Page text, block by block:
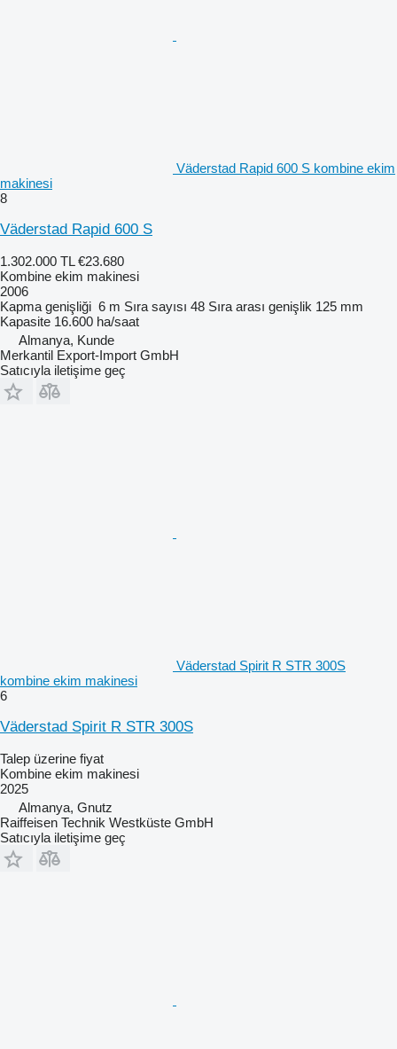
Väderstad Rapid 600 S kombine ekim
makinesi
8
Väderstad Rapid 600 S
1.302.000 TL €23.680
Kombine ekim makinesi
2006
Kapma genişliği 6 m Sıra sayısı 48 Sıra arası genişlik 125 mm
Kapasite 16.600 ha/saat
Almanya, Kunde
Merkantil Export-Import GmbH
Satıcıyla iletişime geç
Väderstad Spirit R STR 300S
kombine ekim makinesi
6
Väderstad Spirit R STR 300S
Talep üzerine fiyat
Kombine ekim makinesi
2025
Almanya, Gnutz
Raiffeisen Technik Westküste GmbH
Satıcıyla iletişime geç